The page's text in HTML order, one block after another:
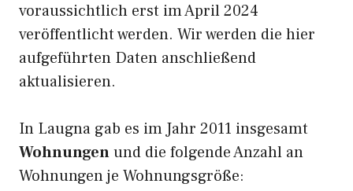
voraussichtlich erst im April 2024
veröffentlicht werden. Wir werden die hier
aufgeführten Daten anschließend
aktualisieren.
In Laugna gab es im Jahr 2011 insgesamt
Wohnungenund die folgende Anzahl an
Wohnungen je Wohnungsgröße: